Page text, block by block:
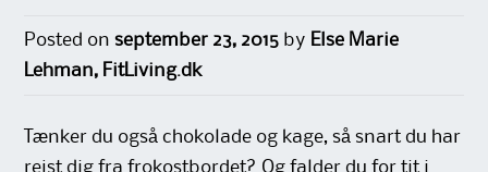
Posted onseptember 23, 2015 by Else Marie
Lehman, FitLiving.dk
Tænker du også chokolade og kage, så snart du har
rejst dig fra frokostbordet? Og falder du for tit i